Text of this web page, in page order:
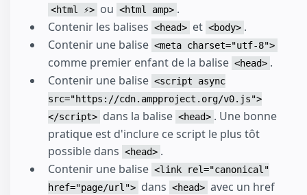
<html ⚡> ou <html amp> .
Contenir les balises <head> et <body> .
Contenir une balise <meta charset="utf-8">
comme premier enfant de la balise <head> .
Contenir une balise <script async
src="https://cdn.ampproject.org/v0.js">
</script> dans la balise <head> . Une bonne
pratique est d'inclure ce script le plus tôt
possible dans <head> .
Contenir une balise <link rel="canonical"
href="page/url"> dans <head> avec un href